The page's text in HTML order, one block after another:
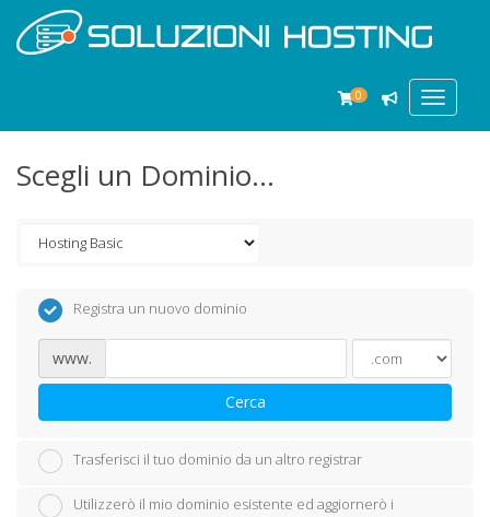
Toggle
0
Scegli un Dominio...
Registra un nuovo dominio
www.
Cerca
Trasferisci il tuo dominio da un altro registrar
Utilizzerò il mio dominio esistente ed aggiornerò i